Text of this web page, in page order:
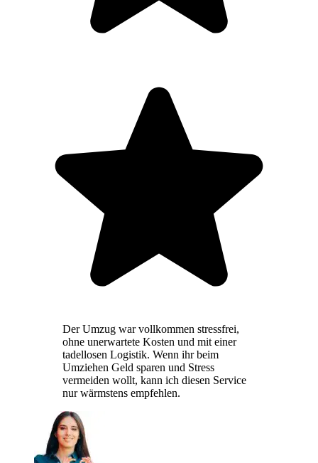
Der Umzug war vollkommen stressfrei,
ohne unerwartete Kosten und mit einer
tadellosen Logistik. Wenn ihr beim
Umziehen Geld sparen und Stress
vermeiden wollt, kann ich diesen Service
nur wärmstens empfehlen.